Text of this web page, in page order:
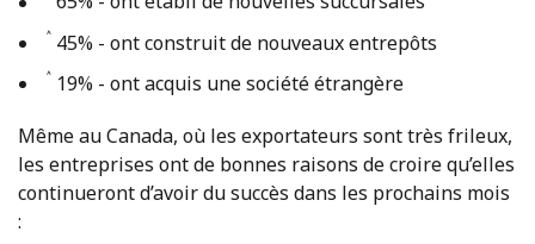
˄45% - ont construit de nouveaux entrepôts
˄ 19% - ont acquis une société étrangère
Même au Canada, où les exportateurs sont très frileux,
les entreprises ont de bonnes raisons de croire qu’elles
continueront d’avoir du succès dans les prochains mois
: